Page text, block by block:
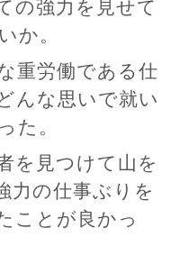
の強力を見せて
か。
重労働である仕
んな思いで就い
た。
を見つけて山を
力の仕事ぶりを
ことが良かっ